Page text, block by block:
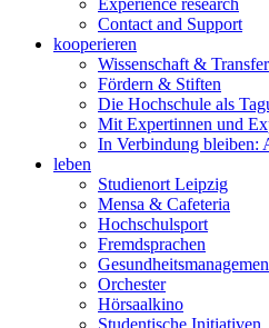
Experience research
Contact and Support
kooperieren
Wissenschaft & Transfer
Fördern & Stiften
Die Hochschule als
Mit Expertinnen und
In Verbindung bleiben:
leben
Studienort Leipzig
Mensa & Cafeteria
Hochschulsport
Fremdsprachen
Orchester
Hörsaalkino